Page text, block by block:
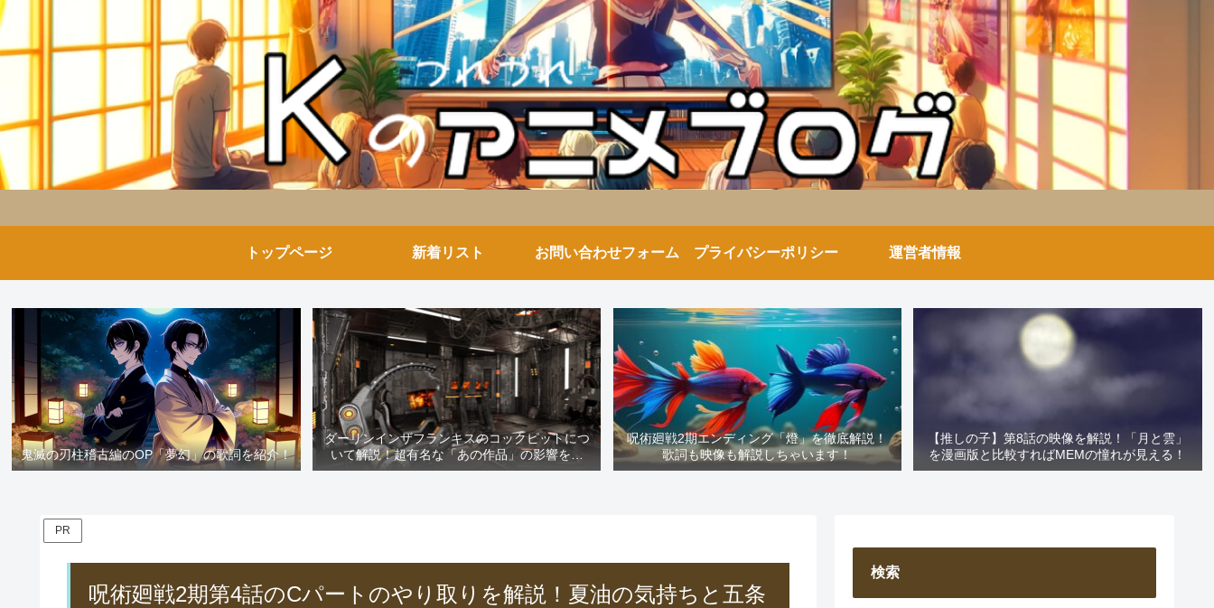
トップページ 新着リスト お問い合わせフォーム プライバシーポリシー 運営者情報
鬼滅の刃柱稽古編のOP「夢幻」の歌詞を紹介！
ダーリンインザフランキスのコックピットにつ
いて解説！超有名な「あの作品」の影響を解
説！
呪術廻戦2期エンディング「燈」を徹底解説！
歌詞も映像も解説しちゃいます！
【推しの子】第8話の映像を解説！「月と雲」
を漫画版と比較すればMEMの憧れが見える！
PR
呪術廻戦2期第4話のCパートのやり取りを解説！夏油の気持ちと五条
検索